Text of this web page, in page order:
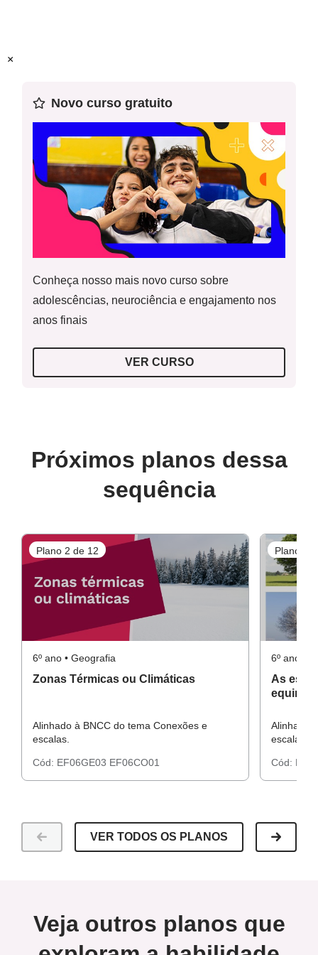
GEO6_03UND01 - Ação Propositiva - Gabarito dos
Textos
GEO6_O3UND01 - Sistematização - Atividade
geral da atmosfera, o tempo atmosférico e os padrões
×
Novo curso gratuito
Conheça nosso mais novo curso sobre
adolescências, neurociência e engajamento nos
anos finais
VER CURSO
Próximos planos dessa
sequência
Plano 2 de 12
6º ano • Geografia
Zonas Térmicas ou Climáticas
Alinhado à BNCC do tema Conexões e
escalas.
Cód: EF06GE03 EF06CO01
Plano 3
6º ano •
As
Alinhado
escalas.
Cód:
VER TODOS OS PLANOS
Veja outros planos que